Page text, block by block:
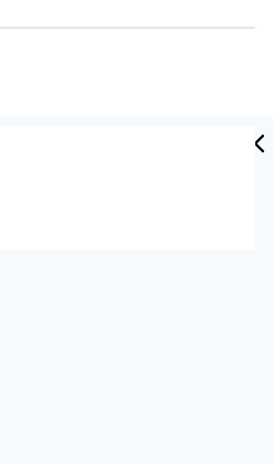
siberiana de Kuzbass
cumplir una apuesta